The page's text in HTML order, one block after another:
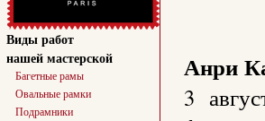
Виды работ
нашей мастерской
Багетные рамы
Овальные рамки
Подрамники
Анри
3